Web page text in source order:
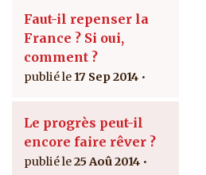
Faut-il repenser la
France ? Si oui,
comment ?
17 Sep 2014
Le progrès peut-il
encore faire rêver ?
25 Aoû 2014